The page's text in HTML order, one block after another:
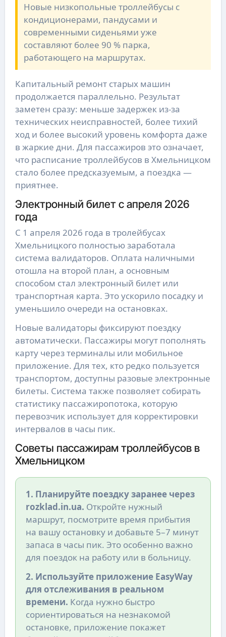
Новые низкопольные троллейбусы с
кондиционерами, пандусами и
современными сиденьями уже
составляют более 90 % парка,
работающего на маршрутах.
Капитальный ремонт старых машин
продолжается параллельно. Результат
заметен сразу: меньше задержек из-за
технических неисправностей, более тихий
ход и более высокий уровень комфорта даже
в жаркие дни. Для пассажиров это означает,
что расписание троллейбусов в Хмельницком
стало более предсказуемым, а поездка —
приятнее.
Электронный билет с апреля 2026
года
С 1 апреля 2026 года в тролейбусах
Хмельницкого полностью заработала
система валидаторов. Оплата наличными
отошла на второй план, а основным
способом стал электронный билет или
транспортная карта. Это ускорило посадку и
уменьшило очереди на остановках.
Новые валидаторы фиксируют поездку
автоматически. Пассажиры могут пополнять
карту через терминалы или мобильное
приложение. Для тех, кто редко пользуется
транспортом, доступны разовые электронные
билеты. Система также позволяет собирать
статистику пассажиропотока, которую
перевозчик использует для корректировки
интервалов в часы пик.
Советы пассажирам троллейбусов в
Хмельницком
1. Планируйте поездку заранее через
rozklad.in.ua. Откройте нужный
маршрут, посмотрите время прибытия
на вашу остановку и добавьте 5–7 минут
запаса в часы пик. Это особенно важно
для поездок на работу или в больницу.
2. Используйте приложение EasyWay
для отслеживания в реальном
времени. Когда нужно быстро
сориентироваться на незнакомой
остановке, приложение покажет